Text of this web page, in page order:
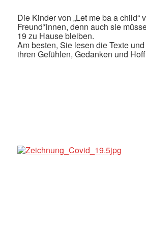
Die Kinder von „Let me ba a child“
Freund*innen, denn auch sie
19 zu Hause bleiben.
Am besten, Sie lesen die Texte
ihren Gefühlen, Gedanken und